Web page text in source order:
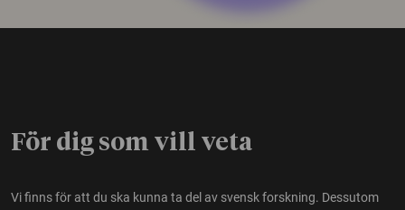
För dig som vill veta
Vi finns för att du ska kunna ta del av svensk forskning. Dessutom